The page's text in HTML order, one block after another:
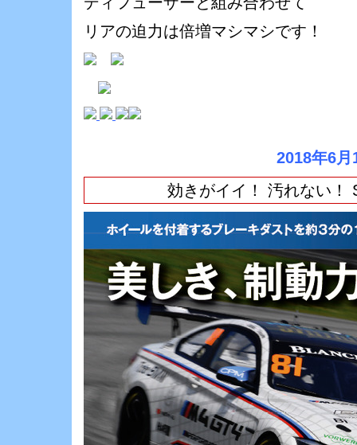
リアの迫力は倍増マシマシです！
2018年6月
効きがイイ！ 汚れない！